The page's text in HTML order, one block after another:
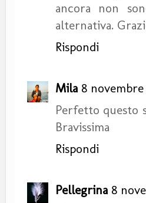
ancora non
alternativa.
Rispondi
Mila 8 novembre
Perfetto questo
Bravissima
Rispondi
Pellegrina 8